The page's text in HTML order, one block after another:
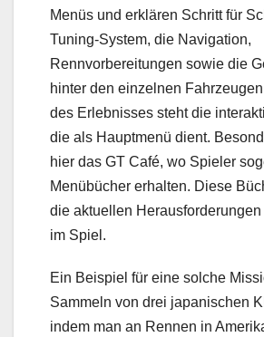
Menüs und erklären Schritt für
Tuning-System, die Navigation,
Rennvorbereitungen sowie die
hinter den einzelnen
des Erlebnisses steht die
die als Hauptmenü dient.
hier das GT Café, wo Spieler
Menübücher erhalten. Diese
die aktuellen
im Spiel.
Ein Beispiel für eine solche
Sammeln von drei japanischen
indem man an Rennen in